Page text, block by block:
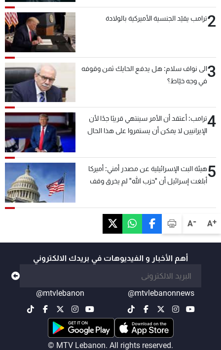
A+
A-
2ترامب يقيّد الجنسية الأميركية بالولادة
3الى نواف سلام: هل يدفع الحايك ثمن وقوفه
في وجه خيّاط؟
4ترامب: أعتقد أن الأمر سينتهي قريبًا جدًا لأن
الإيرانيين لا يمكن أن يستمروا على هذا الحال
5هيئة البث الإسرائيلية عن مصدر أمني: أميركا
أبلغت إسرائيل أن "حزب الله" لم يخرق وقف
أهم الأخبار و الفيديوهات في بريدك الالكتروني
@mtvlebanonnews
@mtvlebanon
© MTV Lebanon. All rights reserved.